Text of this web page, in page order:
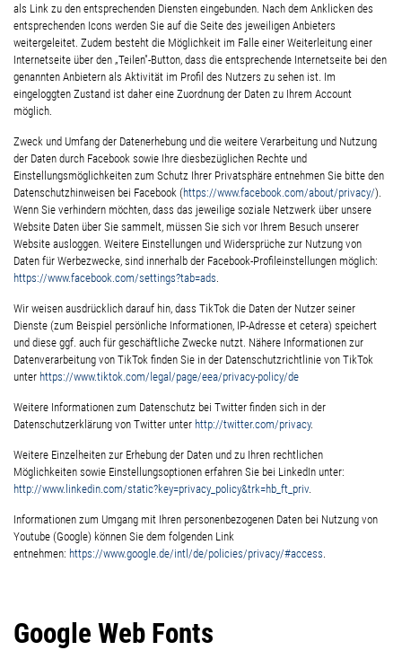
als Link zu den entsprechenden Diensten eingebunden. Nach dem Anklicken des
entsprechenden Icons werden Sie auf die Seite des jeweiligen Anbieters
weitergeleitet. Zudem besteht die Möglichkeit im Falle einer Weiterleitung einer
Internetseite über den „Teilen"-Button, dass die entsprechende Internetseite bei den
genannten Anbietern als Aktivität im Profil des Nutzers zu sehen ist. Im
eingeloggten Zustand ist daher eine Zuordnung der Daten zu Ihrem Account
möglich.
Zweck und Umfang der Datenerhebung und die weitere Verarbeitung und Nutzung
der Daten durch Facebook sowie Ihre diesbezüglichen Rechte und
Einstellungsmöglichkeiten zum Schutz Ihrer Privatsphäre entnehmen Sie bitte den
Datenschutzhinweisen bei Facebook (https://www.facebook.com/about/privacy/).
Wenn Sie verhindern möchten, dass das jeweilige soziale Netzwerk über unsere
Website Daten über Sie sammelt, müssen Sie sich vor Ihrem Besuch unserer
Website ausloggen. Weitere Einstellungen und Widersprüche zur Nutzung von
Daten für Werbezwecke, sind innerhalb der Facebook-Profileinstellungen möglich:
https://www.facebook.com/settings?tab=ads.
Wir weisen ausdrücklich darauf hin, dass TikTok die Daten der Nutzer seiner
Dienste (zum Beispiel persönliche Informationen, IP-Adresse et cetera) speichert
und diese ggf. auch für geschäftliche Zwecke nutzt. Nähere Informationen zur
Datenverarbeitung von TikTok finden Sie in der Datenschutzrichtlinie von TikTok
unter https://www.tiktok.com/legal/page/eea/privacy-policy/de
Weitere Informationen zum Datenschutz bei Twitter finden sich in der
Datenschutzerklärung von Twitter unter http://twitter.com/privacy.
Weitere Einzelheiten zur Erhebung der Daten und zu Ihren rechtlichen
Möglichkeiten sowie Einstellungsoptionen erfahren Sie bei LinkedIn unter:
http://www.linkedin.com/static?key=privacy_policy&trk=hb_ft_priv.
Informationen zum Umgang mit Ihren personenbezogenen Daten bei Nutzung von
Youtube (Google) können Sie dem folgenden Link
entnehmen: https://www.google.de/intl/de/policies/privacy/#access.
Google Web Fonts